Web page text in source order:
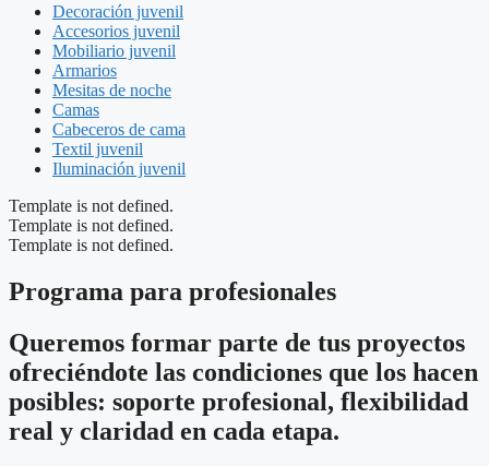
Decoración juvenil
Accesorios juvenil
Mobiliario juvenil
Armarios
Mesitas de noche
Camas
Cabeceros de cama
Textil juvenil
Iluminación juvenil
Template is not defined.
Template is not defined.
Template is not defined.
Programa para profesionales
Queremos formar parte de tus proyectos
ofreciéndote las condiciones que los hacen
posibles: soporte profesional, flexibilidad
real y claridad en cada etapa.